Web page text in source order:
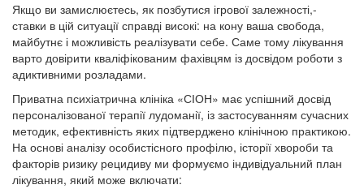
Якщо ви замислюєтесь, як позбутися ігрової залежності,-
ставки в цій ситуації справді високі: на кону ваша свобода,
майбутнє і можливість реалізувати себе. Саме тому лікування
варто довірити кваліфікованим фахівцям із досвідом роботи з
адиктивними розладами.
Приватна психіатрична клініка «СІОН» має успішний досвід
персоналізованої терапії лудоманії, із застосуванням сучасних
методик, ефективність яких підтверджено клінічною практикою.
На основі аналізу особистісного профілю, історії хвороби та
факторів ризику рецидиву ми формуємо індивідуальний план
лікування, який може включати: